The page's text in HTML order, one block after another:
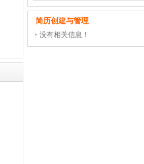
简历创建与管理
没有相关信息！